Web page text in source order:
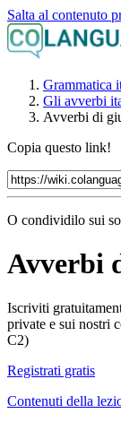
Salta al contenuto
Grammatica
Gli avverbi
Avverbi di
Copia questo link!
O condividilo sui
Avverbi
Iscriviti
private e sui nostri
C2)
Registrati gratis
Contenuti della